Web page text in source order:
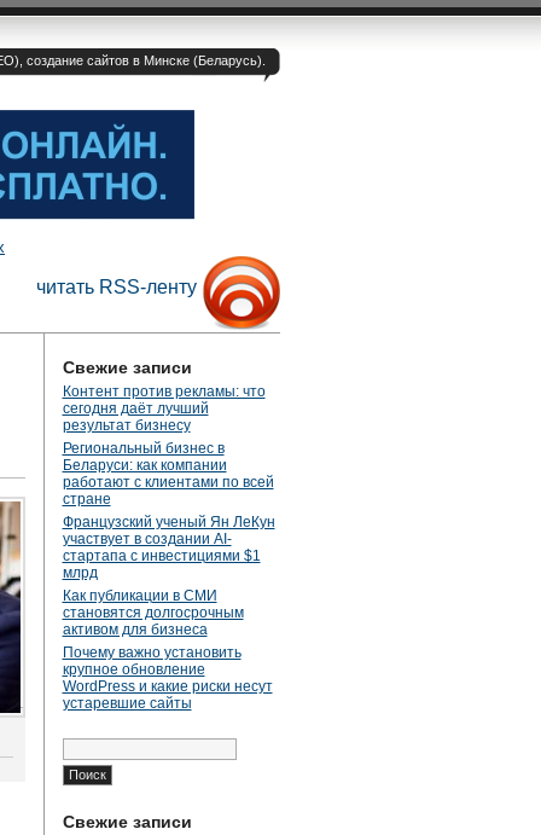
создание сайтов в Минске (Беларусь).
читать RSS-ленту
Свежие записи
Контент против рекламы: что
сегодня даёт лучший
результат бизнесу
Региональный бизнес в
Беларуси: как компании
работают с клиентами по всей
стране
Французский ученый Ян ЛеКун
участвует в создании AI-
стартапа с инвестициями $1
млрд
Как публикации в СМИ
становятся долгосрочным
активом для бизнеса
Почему важно установить
крупное обновление
WordPress и какие риски несут
устаревшие сайты
Найти:
Свежие записи